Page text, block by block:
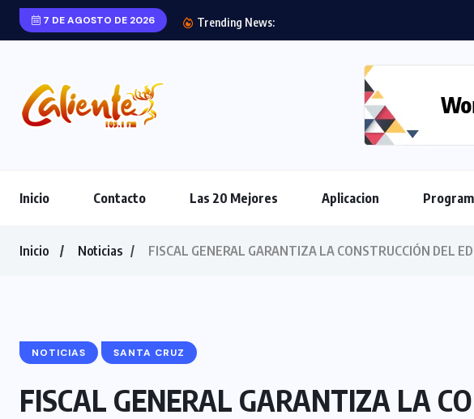
7 DE AGOSTO DE 2026 Trending News:
Inicio Contacto Las 20 Mejores Aplicacion
Inicio Noticias FISCAL GENERAL GARANTIZA LA CONSTRUCCIÓN DEL
NOTICIAS SANTA CRUZ
FISCAL GENERAL GARANTIZA LA